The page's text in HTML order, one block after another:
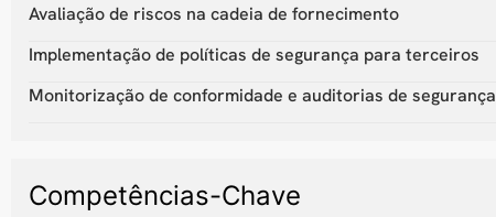
Avaliação de riscos na cadeia de fornecimento
Implementação de políticas de segurança para terceiros
Monitorização de conformidade e auditorias de segurança
Competências-Chave